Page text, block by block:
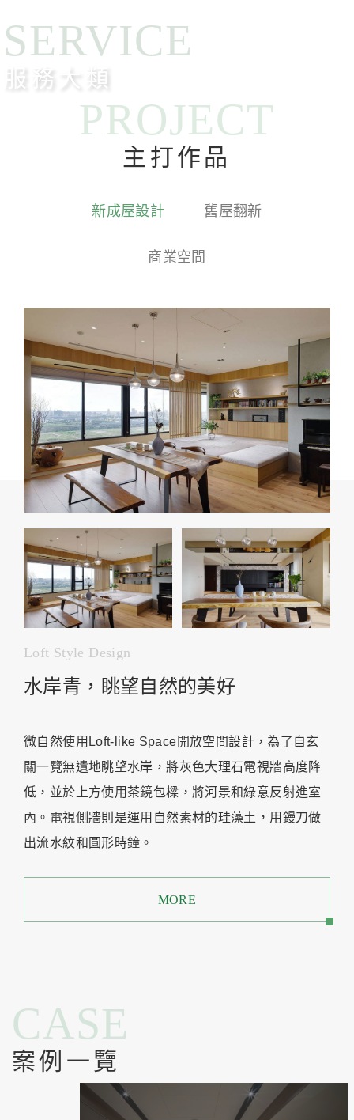
SERVICE
服務大類
PROJECT
主打作品
新成屋設計 舊屋翻新
商業空間
Loft Style Design
水岸青，眺望自然的美好
微自然使用Loft-like Space開放空間設計，為了自玄
關一覽無遺地眺望水岸，將灰色大理石電視牆高度降
低，並於上方使用茶鏡包樑，將河景和綠意反射進室
內。電視側牆則是運用自然素材的珪藻土，用鏝刀做
出流水紋和圓形時鐘。
MORE
CASE
案例一覽